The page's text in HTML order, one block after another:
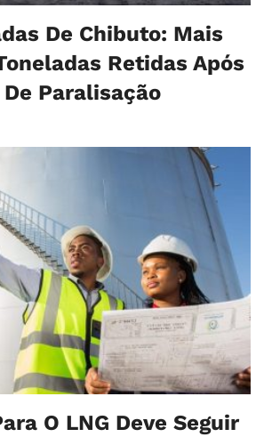
De Chibuto: Mais
Retidas Após
Paralisação
O LNG Deve Seguir